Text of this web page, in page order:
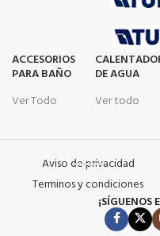
ACCESORIOS
PARA BAÑO
Ver Todo
DE AGUA
Ver todo
Aviso de privacidad
Terminos y condiciones
¡SÍGUENOS